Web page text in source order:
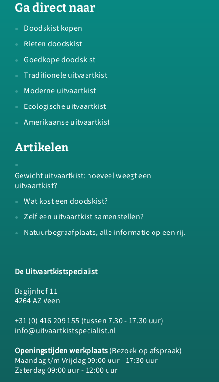
Ga direct naar
Doodskist kopen
Rieten doodskist
Goedkope doodskist
Traditionele uitvaartkist
Moderne uitvaartkist
Ecologische uitvaartkist
Amerikaanse uitvaartkist
Artikelen
Gewicht uitvaartkist: hoeveel weegt een
uitvaartkist?
Wat kost een doodskist?
Zelf een uitvaartkist samenstellen?
Natuurbegraafplaats, alle informatie op een rij.
De Uitvaartkistspecialist
Bagijnhof 11
4264 AZ Veen
+31 (0) 416 209 155 (tussen 7.30 - 17.30 uur)
info@uitvaartkistspecialist.nl
Openingstijden werkplaats (Bezoek op afspraak)
Maandag t/m Vrijdag 09:00 uur - 17:30 uur
Zaterdag 09:00 uur - 12:00 uur